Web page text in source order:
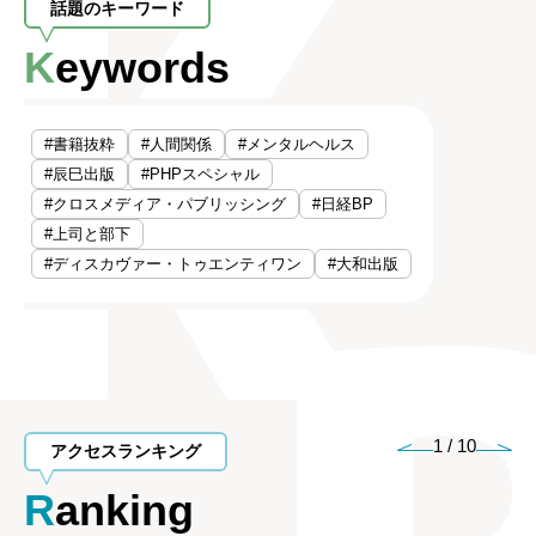
話題のキーワード
Keywords
#書籍抜粋 #人間関係
#メンタルヘルス
#辰巳出版
#PHPスペシャル
#クロスメディア・パブリッシング
#日経BP
#上司と部下
#ディスカヴァー・トゥエンティワン
#大和出版
アクセスランキング
Ranking
1 / 10